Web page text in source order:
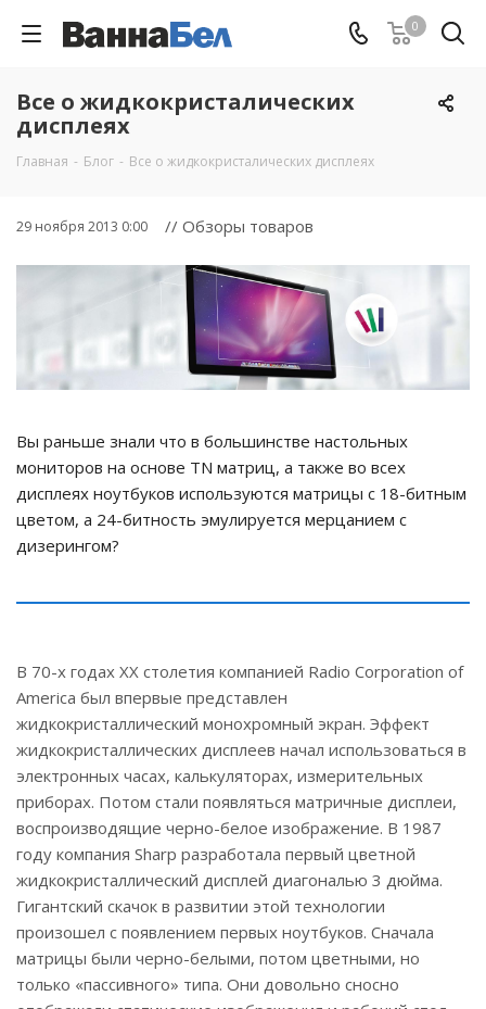
0
Все о жидкокристалических
дисплеях
Главная - Блог - Все о жидкокристалических дисплеях
29 ноября 2013 0:00 // Обзоры товаров
Вы раньше знали что в большинстве настольных
мониторов на основе TN матриц, а также во всех
дисплеях ноутбуков используются матрицы с 18-битным
цветом, а 24-битность эмулируется мерцанием с
дизерингом?
В 70-х годах ХХ столетия компанией Radio Corporation of
America был впервые представлен
жидкокристаллический монохромный экран. Эффект
жидкокристаллических дисплеев начал использоваться в
электронных часах, калькуляторах, измерительных
приборах. Потом стали появляться матричные дисплеи,
воспроизводящие черно-белое изображение. В 1987
году компания Sharp разработала первый цветной
жидкокристаллический дисплей диагональю 3 дюйма.
Гигантский скачок в развитии этой технологии
произошел с появлением первых ноутбуков. Сначала
матрицы были черно-белыми, потом цветными, но
только «пассивного» типа. Они довольно сносно